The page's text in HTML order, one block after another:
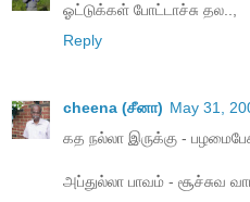
ஓட்டுக்கள் போட்டாச்சு தல..,
Reply
cheena (சீனா) May 31,
கத நல்லா இருக்கு -
அப்துல்லா பாவம் - சூச்சுவ